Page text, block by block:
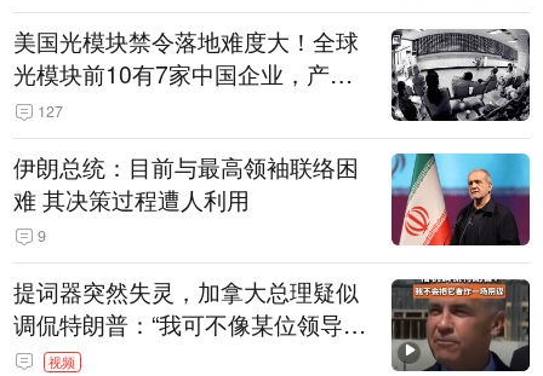
美国光模块禁令落地难度大！全球
光模块前10有7家中国企业，产业
界人士：想“脱钩”并不容易
127
伊朗总统：目前与最高领袖联络困
难 其决策过程遭人利用
9
提词器突然失灵，加拿大总理疑似
调侃特朗普：“我可不像某位领导
人，把这当成一场阴谋”，全场哄笑
视频